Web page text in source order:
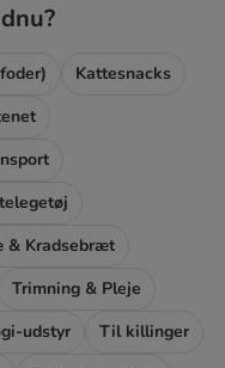
Kattesnacks
& Kradsebræt
Trimning & Pleje
udstyr
Til killinger